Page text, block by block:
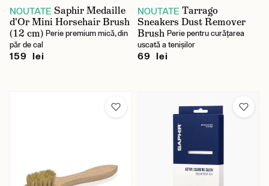
NOUTATE Saphir Medaille
d'Or Mini Horsehair Brush
(12 cm) Perie premium mică, din
păr de cal
159 lei
NOUTATE Tarrago
Sneakers Dust Remover
Brush Perie pentru curățarea
uscată a tenișilor
69 lei